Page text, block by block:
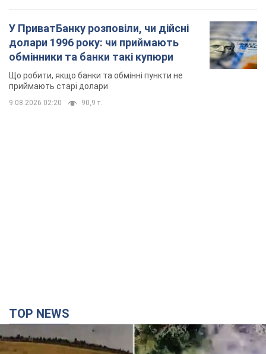
У ПриватБанку розповіли, чи дійсні
долари 1996 року: чи приймають
обмінники та банки такі купюри
Що робити, якщо банки та обмінні пункти не
приймають старі долари
9.08.2026 02:20 90,9 т.
TOP NEWS